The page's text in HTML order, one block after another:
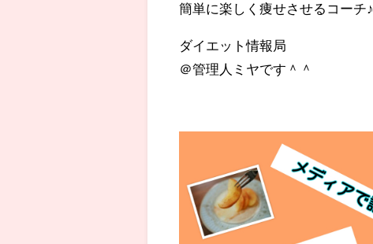
簡単に楽しく痩せさせるコーチ♪
ダイエット情報局
＠管理人ミヤです＾＾